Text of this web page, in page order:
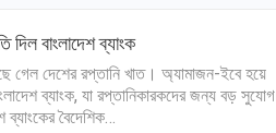
বাংলাদেশ ব্যাংক
গেল দেশের রপ্তানি খাত। অ্যামাজন-ইবে হয়ে
ব্যাংক, যা রপ্তানিকারকদের জন্য বড় সুযোগ
বৈদেশিক…